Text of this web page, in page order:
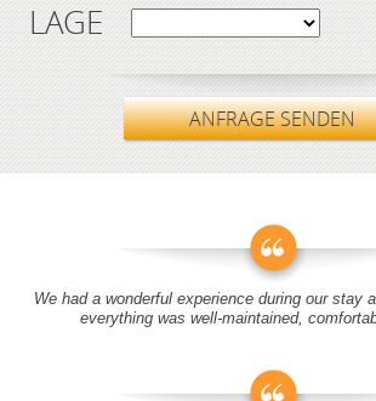
LAGE
ANFRAGE SENDEN
We had a wonderful experience during our stay
everything was well-maintained,